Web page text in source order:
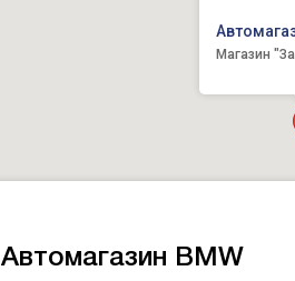
Магазин
Автомагазин BMW